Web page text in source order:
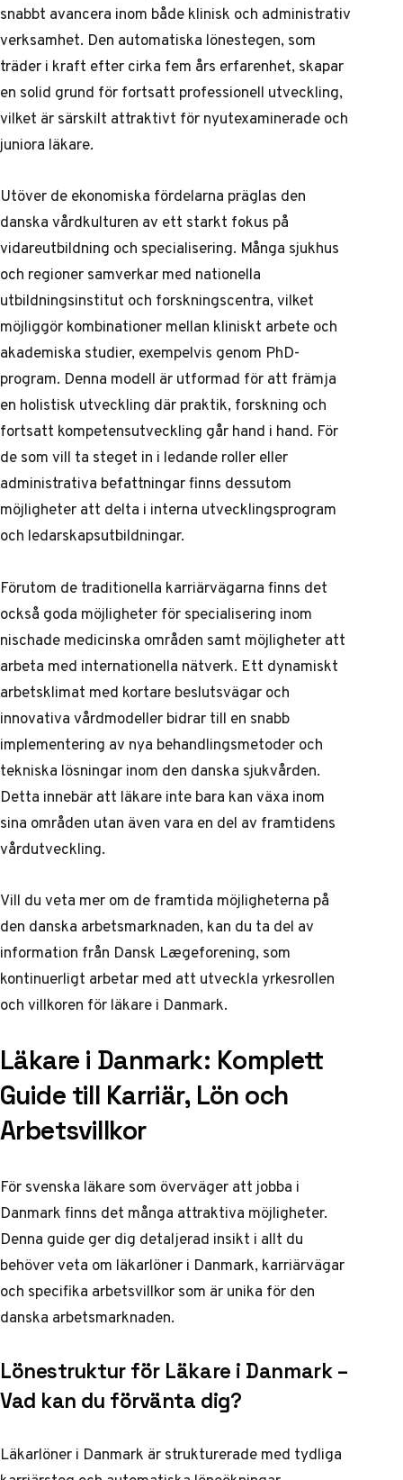
snabbt avancera inom både klinisk och administrativ
verksamhet. Den automatiska lönestegen, som
träder i kraft efter cirka fem års erfarenhet, skapar
en solid grund för fortsatt professionell utveckling,
vilket är särskilt attraktivt för nyutexaminerade och
juniora läkare.
Utöver de ekonomiska fördelarna präglas den
danska vårdkulturen av ett starkt fokus på
vidareutbildning och specialisering. Många sjukhus
och regioner samverkar med nationella
utbildningsinstitut och forskningscentra, vilket
möjliggör kombinationer mellan kliniskt arbete och
akademiska studier, exempelvis genom PhD-
program. Denna modell är utformad för att främja
en holistisk utveckling där praktik, forskning och
fortsatt kompetensutveckling går hand i hand. För
de som vill ta steget in i ledande roller eller
administrativa befattningar finns dessutom
möjligheter att delta i interna utvecklingsprogram
och ledarskapsutbildningar.
Förutom de traditionella karriärvägarna finns det
också goda möjligheter för specialisering inom
nischade medicinska områden samt möjligheter att
arbeta med internationella nätverk. Ett dynamiskt
arbetsklimat med kortare beslutsvägar och
innovativa vårdmodeller bidrar till en snabb
implementering av nya behandlingsmetoder och
tekniska lösningar inom den danska sjukvården.
Detta innebär att läkare inte bara kan växa inom
sina områden utan även vara en del av framtidens
vårdutveckling.
Vill du veta mer om de framtida möjligheterna på
den danska arbetsmarknaden, kan du ta del av
information från Dansk Lægeforening, som
kontinuerligt arbetar med att utveckla yrkesrollen
och villkoren för läkare i Danmark.
Läkare i Danmark: Komplett
Guide till Karriär, Lön och
Arbetsvillkor
För svenska läkare som överväger att jobba i
Danmark finns det många attraktiva möjligheter.
Denna guide ger dig detaljerad insikt i allt du
behöver veta om läkarlöner i Danmark, karriärvägar
och specifika arbetsvillkor som är unika för den
danska arbetsmarknaden.
Lönestruktur för Läkare i Danmark –
Vad kan du förvänta dig?
Läkarlöner i Danmark är strukturerade med tydliga